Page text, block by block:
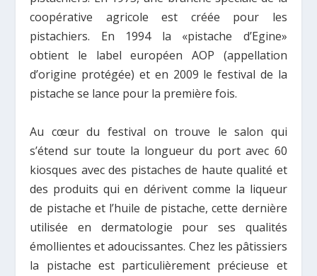
coopérative agricole est créée pour les
pistachiers. En 1994 la «pistache d’Egine»
obtient le label européen AOP (appellation
d’origine protégée) et en 2009 le festival de la
pistache se lance pour la première fois.
Au cœur du festival on trouve le salon qui
s’étend sur toute la longueur du port avec 60
kiosques avec des pistaches de haute qualité et
des produits qui en dérivent comme la liqueur
de pistache et l’huile de pistache, cette dernière
utilisée en dermatologie pour ses qualités
émollientes et adoucissantes. Chez les pâtissiers
la pistache est particulièrement précieuse et